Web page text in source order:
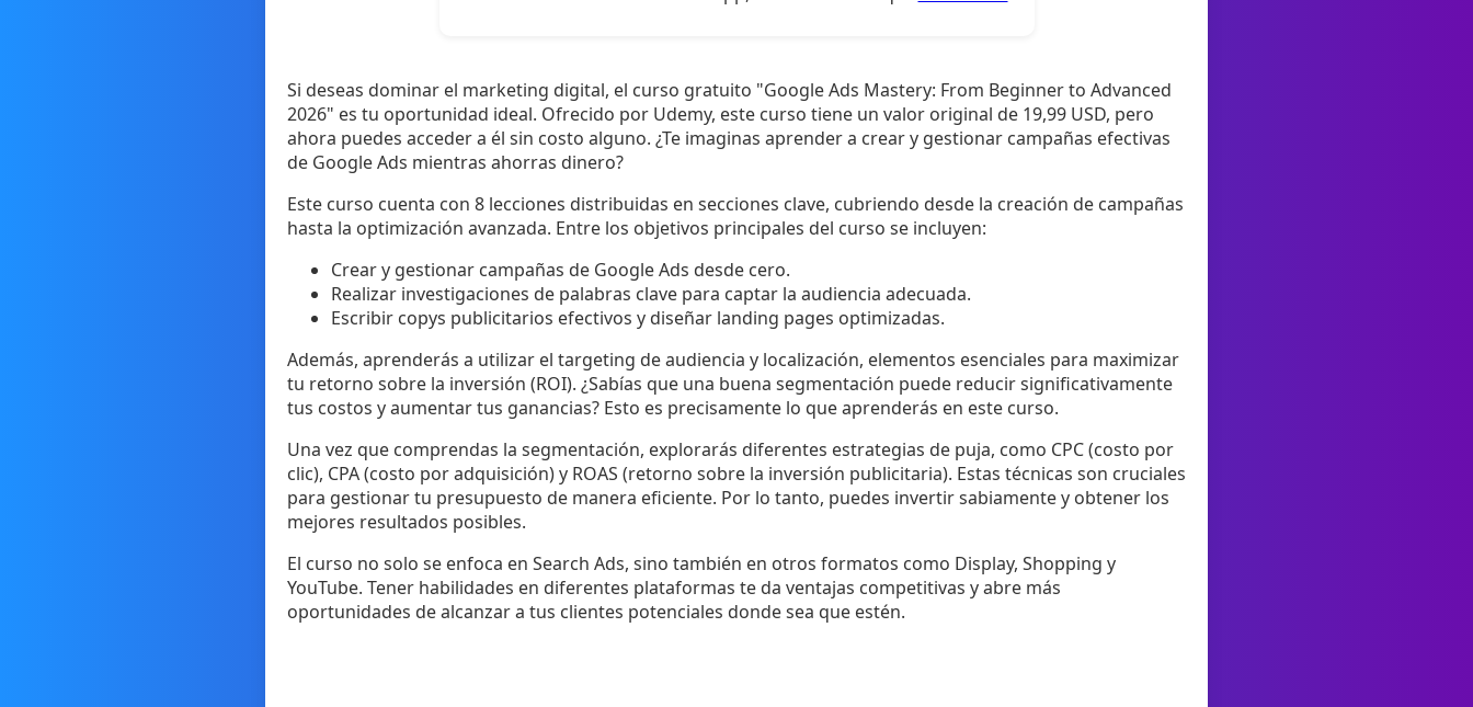
Si deseas dominar el marketing digital, el curso gratuito "Google Ads Mastery: From Beginner to Advanced
2026" es tu oportunidad ideal. Ofrecido por Udemy, este curso tiene un valor original de 19,99 USD, pero
ahora puedes acceder a él sin costo alguno. ¿Te imaginas aprender a crear y gestionar campañas efectivas
de Google Ads mientras ahorras dinero?
Este curso cuenta con 8 lecciones distribuidas en secciones clave, cubriendo desde la creación de campañas
hasta la optimización avanzada. Entre los objetivos principales del curso se incluyen:
Crear y gestionar campañas de Google Ads desde cero.
Realizar investigaciones de palabras clave para captar la audiencia adecuada.
Escribir copys publicitarios efectivos y diseñar landing pages optimizadas.
Además, aprenderás a utilizar el targeting de audiencia y localización, elementos esenciales para maximizar
tu retorno sobre la inversión (ROI). ¿Sabías que una buena segmentación puede reducir significativamente
tus costos y aumentar tus ganancias? Esto es precisamente lo que aprenderás en este curso.
Una vez que comprendas la segmentación, explorarás diferentes estrategias de puja, como CPC (costo por
clic), CPA (costo por adquisición) y ROAS (retorno sobre la inversión publicitaria). Estas técnicas son cruciales
para gestionar tu presupuesto de manera eficiente. Por lo tanto, puedes invertir sabiamente y obtener los
mejores resultados posibles.
El curso no solo se enfoca en Search Ads, sino también en otros formatos como Display, Shopping y
YouTube. Tener habilidades en diferentes plataformas te da ventajas competitivas y abre más
oportunidades de alcanzar a tus clientes potenciales donde sea que estén.